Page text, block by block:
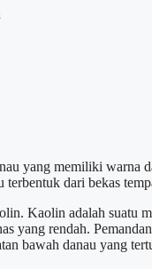
yang memiliki warna
dari bekas
Kaolin adalah suatu
yang rendah.
bawah danau yang